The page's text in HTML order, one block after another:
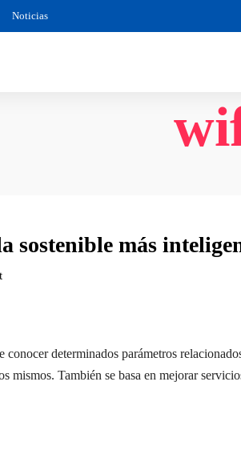
Noticias
sostenible más
conocer determinados parámetros
mismos. También se basa en mejorar